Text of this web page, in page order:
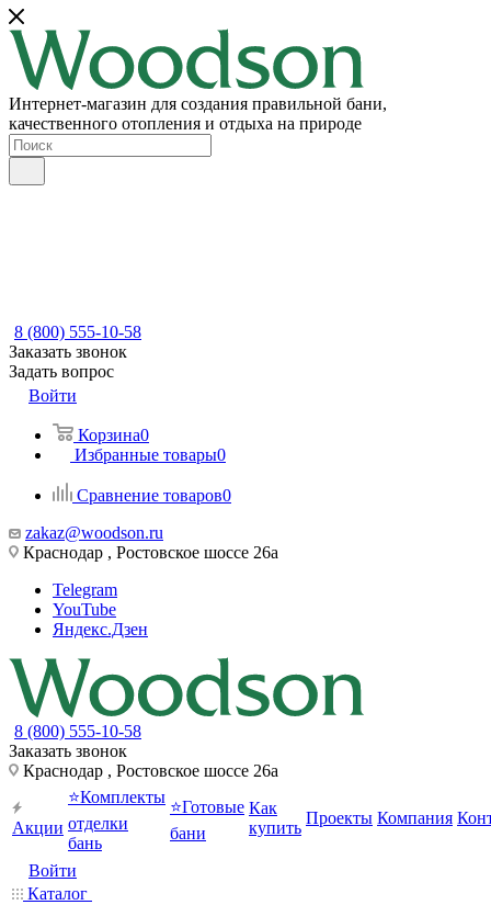
Интернет-магазин для создания правильной бани,
качественного отопления и отдыха на природе
8 (800) 555-10-58
Заказать звонок
Задать вопрос
Войти
Корзина0
Избранные товары0
Сравнение товаров0
zakaz@woodson.ru
Краснодар , Ростовское шоссе 26а
Telegram
YouTube
Яндекс.Дзен
8 (800) 555-10-58
Заказать звонок
Краснодар , Ростовское шоссе 26а
Акции
⭐Комплекты
отделки
бань
⭐Готовые
бани
Как
купить
Проекты Компания
Войти
Каталог